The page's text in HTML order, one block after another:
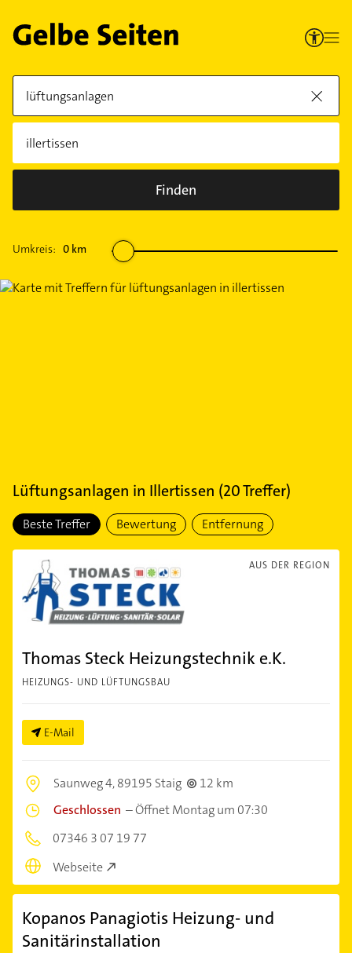
Finden
Umkreis: 0 km
Lüftungsanlagen in Illertissen (20Treffer)
Beste Treffer Bewertung Entfernung
AUS DER REGION
Thomas Steck Heizungstechnik e.K.
HEIZUNGS- UND LÜFTUNGSBAU
E-Mail
Saunweg 4,89195 Staig
12 km
Geschlossen –Öffnet Montag um 07:30
07346 3 07 19 77
Webseite
Kopanos Panagiotis Heizung- und
Sanitärinstallation